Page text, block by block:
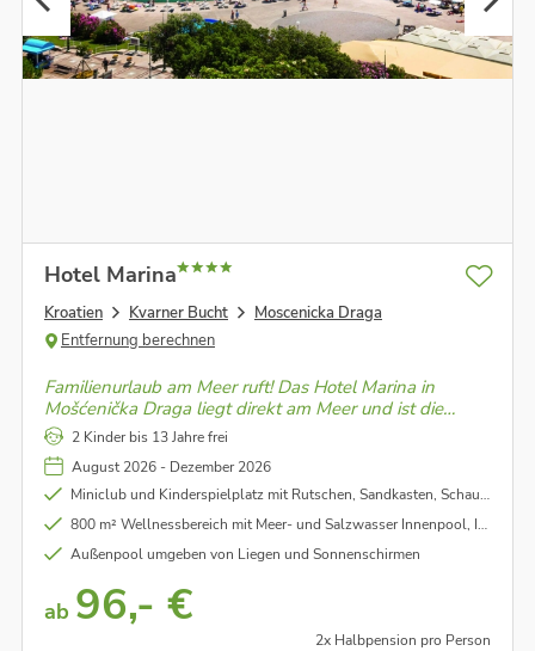
Hotel Marina
Kroatien Kvarner Bucht
Moscenicka Draga
Entfernung berechnen
Familienurlaub am Meer ruft! Das Hotel Marina in
Mošćenička Draga liegt direkt am Meer und ist die
ideale Unterkunft für einen Familienurlaub in der Nähe
von Opatija.
2 Kinder bis 13 Jahre frei
August 2026 - Dezember 2026
Miniclub und Kinderspielplatz mit Rutschen, Sandkasten, Schaukeln uvm.
800 m² Wellnessbereich mit Meer- und Salzwasser Innenpool, Infrarotsauna, Whirlpool uvm.
Außenpool umgeben von Liegen und Sonnenschirmen
ab 96,- €
2x Halbpension pro Person